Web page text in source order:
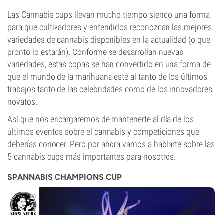
Las Cannabis cups llevan mucho tiempo siendo una forma
para que cultivadores y entendidos reconozcan las mejores
variedades de cannabis disponibles en la actualidad (o que
pronto lo estarán). Conforme se desarrollan nuevas
variedades, estas copas se han convertido en una forma de
que el mundo de la marihuana esté al tanto de los últimos
trabajos tanto de las celebridades como de los innovadores
novatos.
Así que nos encargaremos de mantenerte al día de los
últimos eventos sobre el cannabis y competiciones que
deberías conocer. Pero por ahora vamos a hablarte sobre las
5 cannabis cups más importantes para nosotros.
SPANNABIS CHAMPIONS CUP